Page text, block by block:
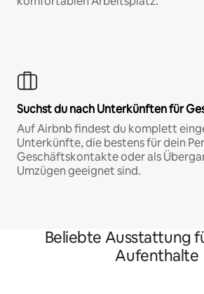
Suchst du nach Unterkünften für
Auf Airbnb findest du komplett
Unterkünfte, die bestens für dein
Geschäftskontakte oder als
Umzügen geeignet sind.
Beliebte Ausstattung
Aufenthalte